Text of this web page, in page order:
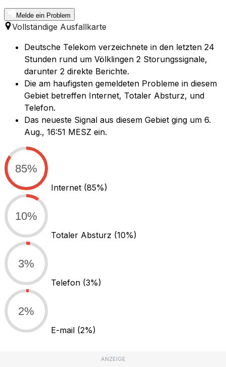
Melde ein Problem
Vollständige Ausfallkarte
Deutsche Telekom verzeichnete in den letzten 24
Stunden rund um Völklingen 2 Storungssignale,
darunter 2 direkte Berichte.
Die am haufigsten gemeldeten Probleme in diesem
Gebiet betreffen Internet, Totaler Absturz, und
Telefon.
Das neueste Signal aus diesem Gebiet ging um 6.
Aug., 16:51 MESZ ein.
85%
Internet (85%)
10%
Totaler Absturz (10%)
3%
Telefon (3%)
2%
E-mail (2%)
ANZEIGE